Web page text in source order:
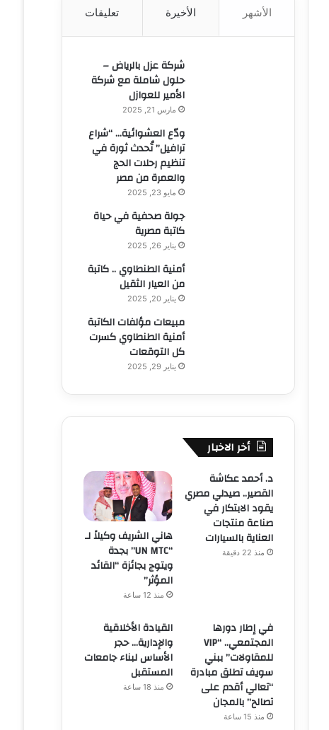
الأشهر الأخيرة تعليقات
شركة عزل بالرياض –
حلول شاملة مع شركة
الأمير للعوازل
مارس 21, 2025
ودّع العشوائية… “شراع
ترافيل” تُحدث ثورة في
تنظيم رحلات الحج
والعمرة من مصر
مايو 23, 2025
جولة صحفية في حياة
كاتبة مصرية
يناير 26, 2025
أمنية الطنطاوي .. كاتبة
من العيار الثقيل
يناير 20, 2025
مبيعات مؤلفات الكاتبة
أمنية الطنطاوي كسرت
كل التوقعات
يناير 29, 2025
أخر الاخبار
د. أحمد عكاشة
القصير.. صيدلي مصري
يقود الابتكار في
صناعة منتجات
العناية بالسيارات
منذ 22 دقيقة
هاني الشريف وكيلاً لـ
“UN MTC” بجدة
ويتوج بجائزة “القائد
المؤثر”
منذ 12 ساعة
في إطار دورها
المجتمعي.. “VIP
للمقاولات” ببني
سويف تطلق مبادرة
“تعالي أقدم على
تصالح” بالمجان
منذ 15 ساعة
القيادة الأخلاقية
والإدارية… حجر
الأساس لبناء جامعات
المستقبل
منذ 18 ساعة